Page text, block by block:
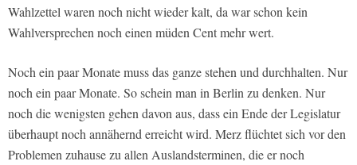
Wahlzettel waren noch nicht wieder kalt, da war schon kein
Wahlversprechen noch einen müden Cent mehr wert.
Noch ein paar Monate muss das ganze stehen und durchhalten. Nur
noch ein paar Monate. So schein man in Berlin zu denken. Nur
noch die wenigsten gehen davon aus, dass ein Ende der Legislatur
überhaupt noch annähernd erreicht wird. Merz flüchtet sich vor den
Problemen zuhause zu allen Auslandsterminen, die er noch